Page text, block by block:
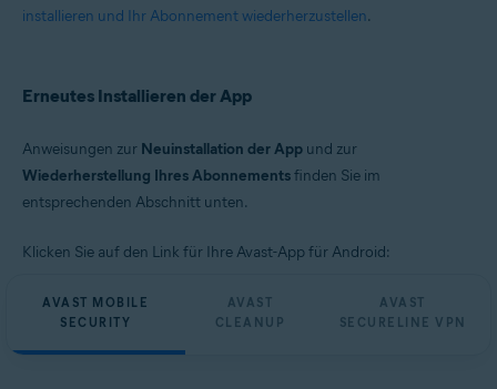
installieren und Ihr Abonnement wiederherzustellen.
Erneutes Installieren der App
Anweisungen zur Neuinstallation der App und zur
Wiederherstellung Ihres Abonnementsfinden Sie im
entsprechenden Abschnitt unten.
Klicken Sie auf den Link für Ihre Avast-App für Android:
AVAST MOBILE
SECURITY
AVAST
CLEANUP
AVAST
SECURELINE VPN